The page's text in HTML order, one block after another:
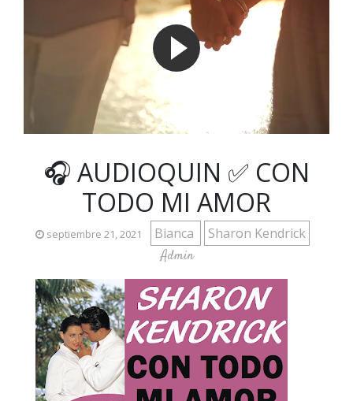
🎧 AUDIOQUIN ✅ CON
TODO MI AMOR
septiembre 21, 2021 Bianca Sharon Kendrick
Admin